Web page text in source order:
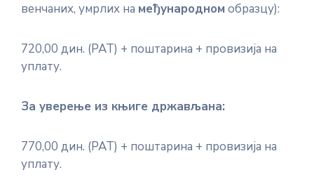
венчаних, умрлих на међународном образцу):
720,00 дин. (РАТ) + поштарина + провизија на
уплату.
За уверење из књиге држављана:
770,00 дин. (РАТ) + поштарина + провизија на
уплату.